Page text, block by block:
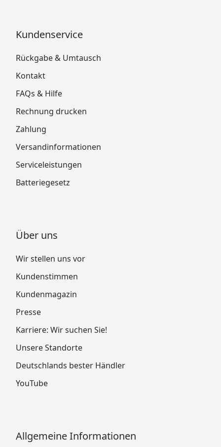
Kundenservice
Rückgabe & Umtausch
Kontakt
FAQs & Hilfe
Rechnung drucken
Zahlung
Versandinformationen
Serviceleistungen
Batteriegesetz
Über uns
Wir stellen uns vor
Kundenstimmen
Kundenmagazin
Presse
Karriere: Wir suchen Sie!
Unsere Standorte
Deutschlands bester Händler
YouTube
Allgemeine Informationen